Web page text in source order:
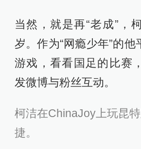
当然，就是再“老成”，
岁。作为“网瘾少年”的他
游戏，看看国足的比赛
发微博与粉丝互动。
柯洁在ChinaJoy上玩昆
捷。